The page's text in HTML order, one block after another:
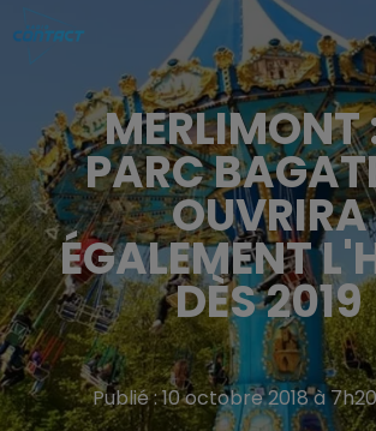
MERLIMONT
PARC
OUVRIRA
ÉGALEMENT
DÈS 2019
Publié : 10 octobre 2018 à